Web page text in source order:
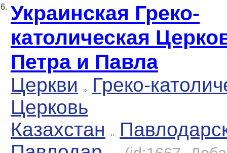
6. Украинская Греко-
католическая
Петра и Павла
Церкви
Греко-
Церковь
Казахстан